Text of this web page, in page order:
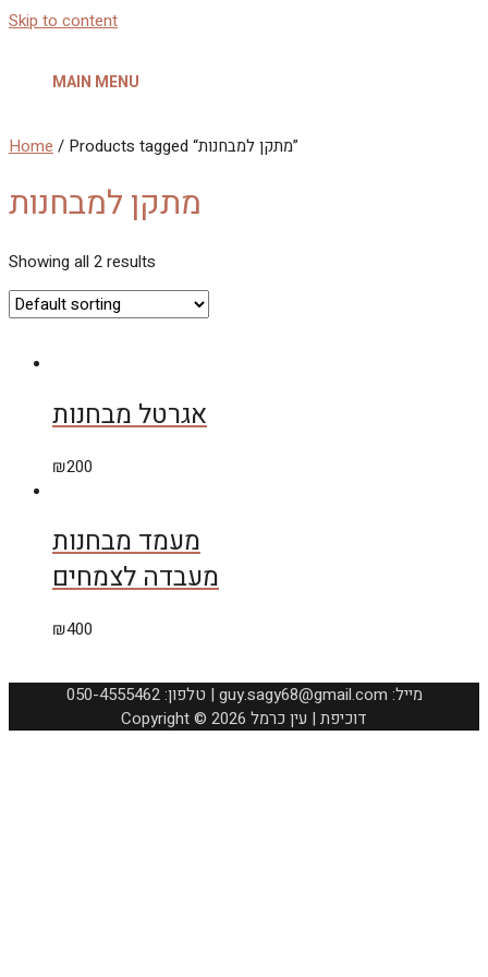
Skip to content
MAIN MENU
Home / Products tagged “מתקן למבחנות”
מתקן למבחנות
Showing all 2 results
אגרטל מבחנות
₪200
מעמד מבחנות
מעבדה לצמחים
₪400
050-4555462 :טלפון | guy.sagy68@gmail.com :מייל
Copyright © 2026 דוכיפת | עין כרמל